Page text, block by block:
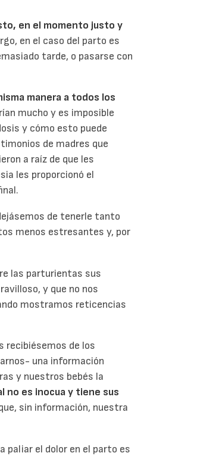
en el momento justo y
en el caso del parto es
tarde, o pasarse con
manera a todos los
mucho y es imposible
y cómo esto puede
de madres que
a raíz de que les
les proporcionó el
de tenerle tanto
menos estresantes y, por
las parturientas sus
y que no nos
mostramos reticencias
recibiésemos de los
una información
y nuestros bebés la
no es inocua y tiene sus
sin información, nuestra
paliar el dolor en el parto es